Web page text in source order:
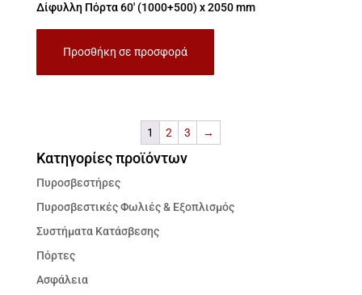
Δίφυλλη Πόρτα 60′ (1000+500) x 2050 mm
Προσθήκη σε προσφορά
1 2 3 →
Κατηγορίες προϊόντων
Πυροσβεστήρες
Πυροσβεστικές Φωλιές & Εξοπλισμός
Συστήματα Κατάσβεσης
Πόρτες
Ασφάλεια